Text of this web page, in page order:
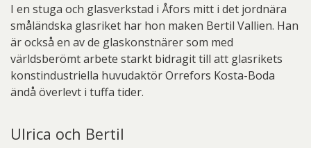
I en stuga och glasverkstad i Åfors mitt i det jordnära
småländska glasriket har hon maken Bertil Vallien. Han
är också en av de glaskonstnärer som med
världsberömt arbete starkt bidragit till att glasrikets
konstindustriella huvudaktör Orrefors Kosta-Boda
ändå överlevt i tuffa tider.
Ulrica och Bertil